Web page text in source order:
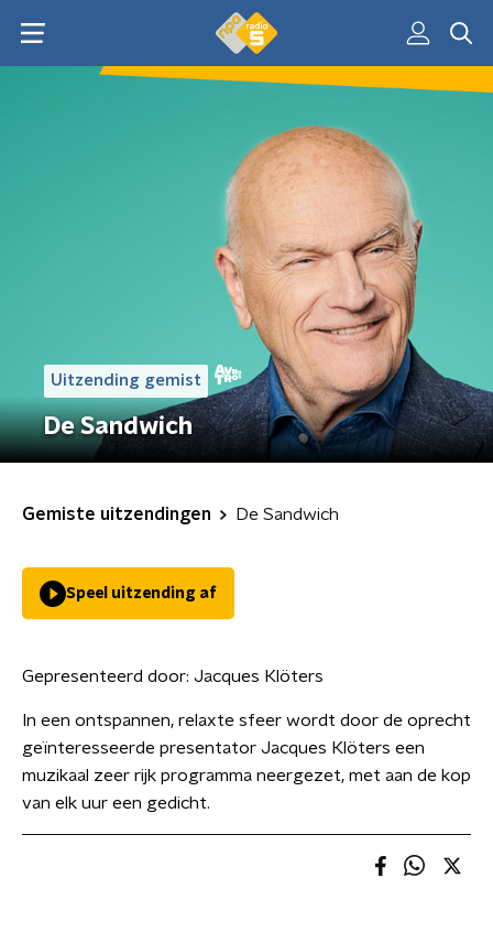
Uitzending gemist
De Sandwich
Gemiste uitzendingen De Sandwich
Speel uitzending af
Gepresenteerd door: Jacques Klöters
In een ontspannen, relaxte sfeer wordt door de oprecht
geïnteresseerde presentator Jacques Klöters een
muzikaal zeer rijk programma neergezet, met aan de kop
van elk uur een gedicht.